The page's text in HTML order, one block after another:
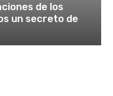
de los
un secreto de